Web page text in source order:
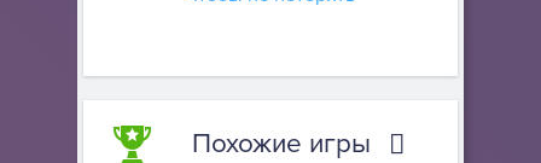
Похожие игры